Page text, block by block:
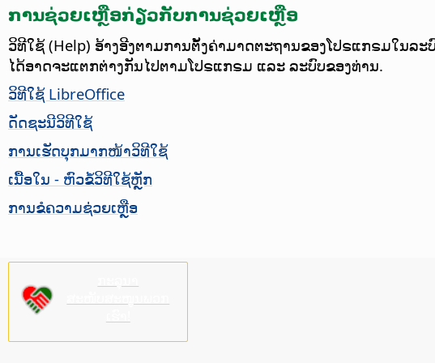
ການຊ່ວຍເຫຼືອກ່ຽວກັບການຊ່ວຍເຫຼືອ
ວິທີໃຊ້ (Help) ອ້າງອີງຕາມການຕັ້ງຄ່າມາດຕະຖານຂອງໂປຣແກຣມໃນລ
ໄດ້ອາດຈະແຕກຕ່າງກັນໄປຕາມໂປຣແກຣມ ແລະ ລະບົບຂອງທ່ານ.
ວິທີໃຊ້ LibreOffice
ດັດຊະນີວິທີໃຊ້
ການເຮັດບຸກມາກໜ້າວິທີໃຊ້
ເນື້ອໃນ - ຫົວຂໍ້ວິທີໃຊ້ຫຼັກ
ການຂໍຄວາມຊ່ວຍເຫຼືອ